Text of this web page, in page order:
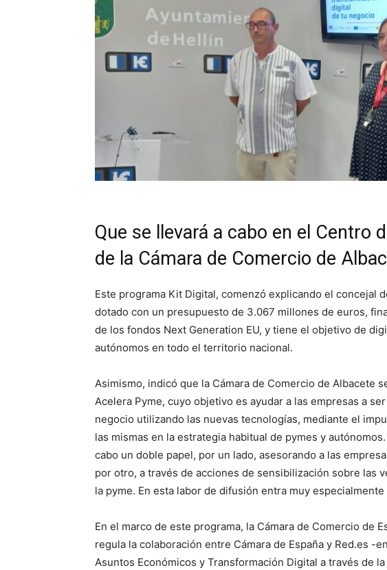
Que se llevará a cabo en el Centro
de la Cámara de Comercio de
Este programa Kit Digital, comenzó explicando el concejal
dotado con un presupuesto de 3.067 millones de euros,
de los fondos Next Generation EU, y tiene el objetivo de
autónomos en todo el territorio nacional.
Asimismo, indicó que la Cámara de Comercio de Albacete
Acelera Pyme, cuyo objetivo es ayudar a las empresas a
negocio utilizando las nuevas tecnologías, mediante el
las mismas en la estrategia habitual de pymes y
cabo un doble papel, por un lado, asesorando a las
por otro, a través de acciones de sensibilización sobre las
la pyme. En esta labor de difusión entra muy
En el marco de este programa, la Cámara de Comercio de
regula la colaboración entre Cámara de España y Red.es -
Asuntos Económicos y Transformación Digital a través de